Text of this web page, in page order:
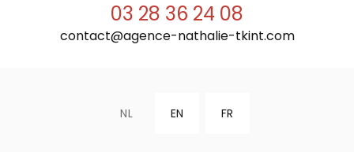
03 28 36 24 08
contact@agence-nathalie-tkint.com
NL EN FR